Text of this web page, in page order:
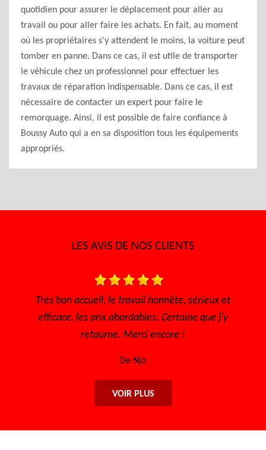
quotidien pour assurer le déplacement pour aller au
travail ou pour aller faire les achats. En fait, au moment
où les propriétaires s'y attendent le moins, la voiture peut
tomber en panne. Dans ce cas, il est utile de transporter
le véhicule chez un professionnel pour effectuer les
travaux de réparation indispensable. Dans ce cas, il est
nécessaire de contacter un expert pour faire le
remorquage. Ainsi, il est possible de faire confiance à
Boussy Auto qui a en sa disposition tous les équipements
appropriés.
LES AVIS DE NOS CLIENTS
Très bon accueil, le travail honnête, sérieux et
efficace, les prix abordables. Certaine que j'y
retourne. Merci encore !
De Njo
VOIR PLUS